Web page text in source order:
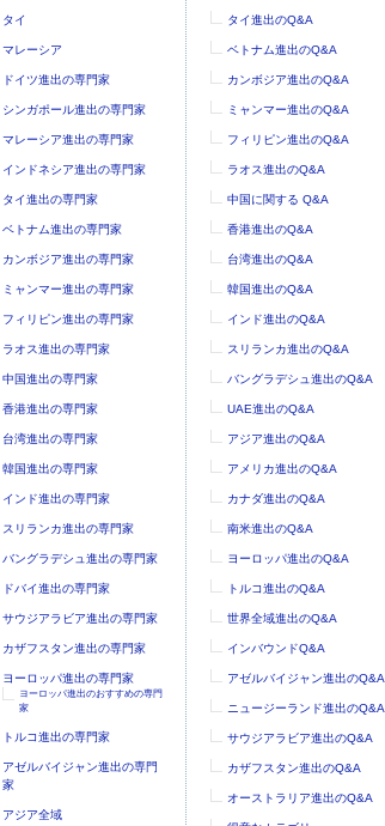
タイ
マレーシア
ドイツ進出の専門家
シンガポール進出の専門家
マレーシア進出の専門家
インドネシア進出の専門家
タイ進出の専門家
ベトナム進出の専門家
カンボジア進出の専門家
ミャンマー進出の専門家
フィリピン進出の専門家
ラオス進出の専門家
中国進出の専門家
香港進出の専門家
台湾進出の専門家
韓国進出の専門家
インド進出の専門家
スリランカ進出の専門家
バングラデシュ進出の専門家
ドバイ進出の専門家
サウジアラビア進出の専門家
カザフスタン進出の専門家
ヨーロッパ進出の専門家
ヨーロッパ進出のおすすめの専門
家
トルコ進出の専門家
アゼルバイジャン進出の専門
家
アジア全域
タイ進出のQ&A
ベトナム進出のQ&A
カンボジア進出のQ&A
ミャンマー進出のQ&A
フィリピン進出のQ&A
ラオス進出のQ&A
中国に関する Q&A
香港進出のQ&A
台湾進出のQ&A
韓国進出のQ&A
インド進出のQ&A
スリランカ進出のQ&A
バングラデシュ進出のQ&A
UAE進出のQ&A
アジア進出のQ&A
アメリカ進出のQ&A
カナダ進出のQ&A
南米進出のQ&A
ヨーロッパ進出のQ&A
トルコ進出のQ&A
世界全域進出のQ&A
インバウンドQ&A
アゼルバイジャン進出のQ&A
ニュージーランド進出のQ&A
サウジアラビア進出のQ&A
カザフスタン進出のQ&A
オーストラリア進出のQ&A